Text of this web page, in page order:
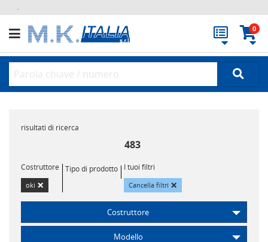
.
0
risultati di ricerca
483
Costruttore
oki ×
Tipo di prodotto I tuoi filtri
Cancella filtri ×
Costruttore
Modello